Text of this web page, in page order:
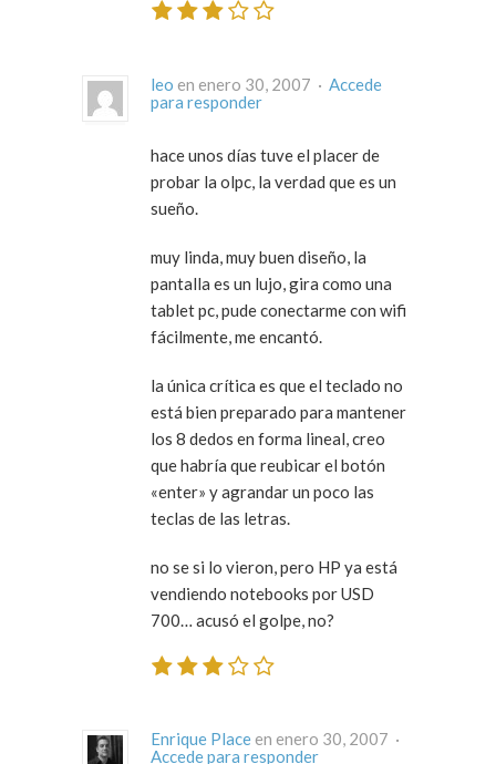
leo en enero 30, 2007 · Accede
para responder
hace unos días tuve el placer de
probar la olpc, la verdad que es un
sueño.
muy linda, muy buen diseño, la
pantalla es un lujo, gira como una
tablet pc, pude conectarme con wifi
fácilmente, me encantó.
la única crítica es que el teclado no
está bien preparado para mantener
los 8 dedos en forma lineal, creo
que habría que reubicar el botón
«enter» y agrandar un poco las
teclas de las letras.
no se si lo vieron, pero HP ya está
vendiendo notebooks por USD
700… acusó el golpe, no?
Enrique Place
en enero 30, 2007 ·
Accede para responder